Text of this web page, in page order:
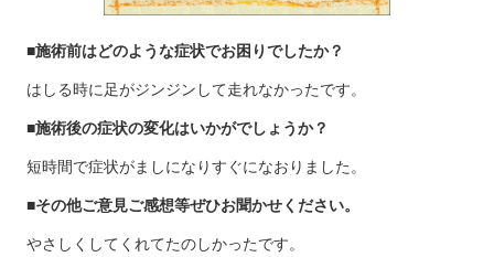
■施術前はどのような症状でお困りでしたか？
はしる時に足がジンジンして走れなかったです。
■施術後の症状の変化はいかがでしょうか？
短時間で症状がましになりすぐになおりました。
■その他ご意見ご感想等ぜひお聞かせください。
やさしくしてくれてたのしかったです。